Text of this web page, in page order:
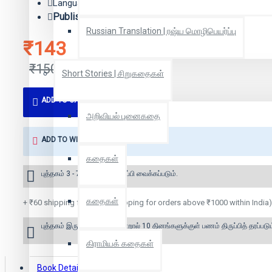
Russian Translation | ரஷ்ய மொழிபெயர்ப்பு
Short Stories | சிறுகதைகள்
அறிவியல் புனைகதை
கதைகள்
கதைகள்
கிராமியக் கதைகள்
₹143
₹150
Language: Tamil
Publisher:
ADD TO CART
ADD TO WISH LIST
புத்தகம் 3 - 7 நாட்களில் அனுப்பி வைக்கப்படும்.
+ ₹60 shipping fee* (Free shipping for orders above ₹1000 within India)
புத்தகம் இருப்பில் இல்லை என்றால் 10 தினங்களுக்குள் பணம் திருப்பித்
Book Details